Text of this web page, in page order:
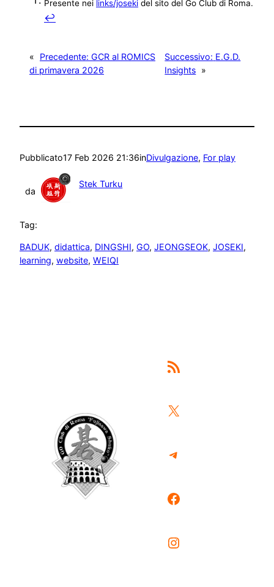
Presente nei links/joseki del sito del Go Club di Roma.
↩︎
« Precedente: GCR al ROMICS
di primavera 2026
Successivo: E.G.D.
Insights »
Pubblicato17 Feb 2026 21:36inDivulgazione, For play
da
Stek Turku
Tag:
BADUK, didattica, DINGSHI, GO, JEONGSEOK, JOSEKI
learning, website, WEIQI
Feed RSS
X
Telegram
Facebook
Instagram